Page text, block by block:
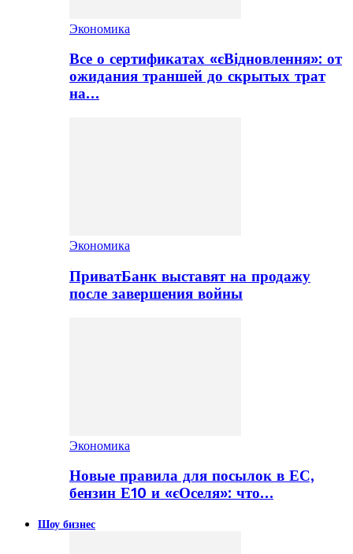
Экономика
Все о сертификатах «єВідновлення»: от
ожидания траншей до скрытых трат
на…
Экономика
ПриватБанк выставят на продажу
после завершения войны
Экономика
Новые правила для посылок в ЕС,
бензин Е10 и «єОселя»: что…
Шоу бизнес